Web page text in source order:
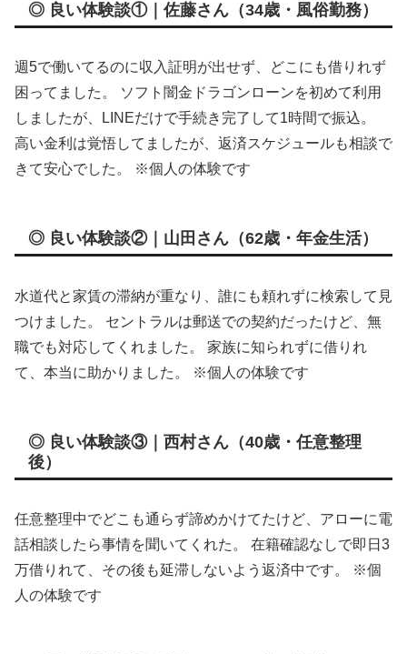
◎ 良い体験談①｜佐藤さん（34歳・風俗勤務）
週5で働いてるのに収入証明が出せず、どこにも借りれず
困ってました。 ソフト闇金ドラゴンローンを初めて利用
しましたが、LINEだけで手続き完了して1時間で振込。
高い金利は覚悟してましたが、返済スケジュールも相談で
きて安心でした。 ※個人の体験です
◎ 良い体験談②｜山田さん（62歳・年金生活）
水道代と家賃の滞納が重なり、誰にも頼れずに検索して見
つけました。 セントラルは郵送での契約だったけど、無
職でも対応してくれました。 家族に知られずに借りれ
て、本当に助かりました。 ※個人の体験です
◎ 良い体験談③｜西村さん（40歳・任意整理
後）
任意整理中でどこも通らず諦めかけてたけど、アローに電
話相談したら事情を聞いてくれた。 在籍確認なしで即日3
万借りれて、その後も延滞しないよう返済中です。 ※個
人の体験です